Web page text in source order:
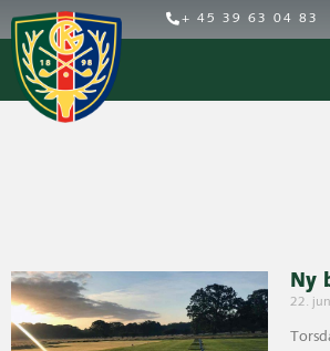
+ 45 39 63 04 83
Ny
22.